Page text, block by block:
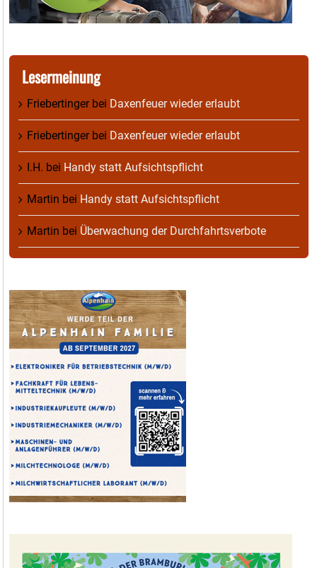
Lesermeinung
Friebertingerbei Daxenfeuer wieder erlaubt
Friebertingerbei Daxenfeuer wieder erlaubt
I.H. bei Handy statt Aufsichtspflicht
Martin bei Handy statt Aufsichtspflicht
Martin bei Überwachung der Durchfahrtsverbote